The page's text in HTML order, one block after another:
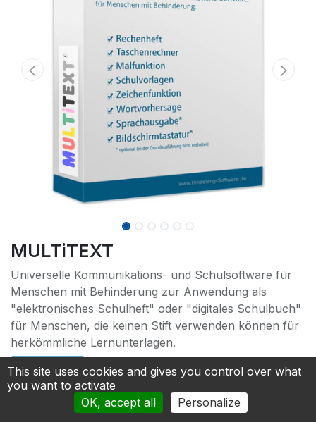
MULTiTEXT
Universelle Kommunikations- und Schulsoftware für
Menschen mit Behinderung zur Anwendung als
"elektronisches Schulheft" oder "digitales Schulbuch"
für Menschen, die keinen Stift verwenden können für
herkömmliche Lernunterlagen.
€
This site uses cookies and gives you control over what
you want to activate
OK, accept all
Personalize